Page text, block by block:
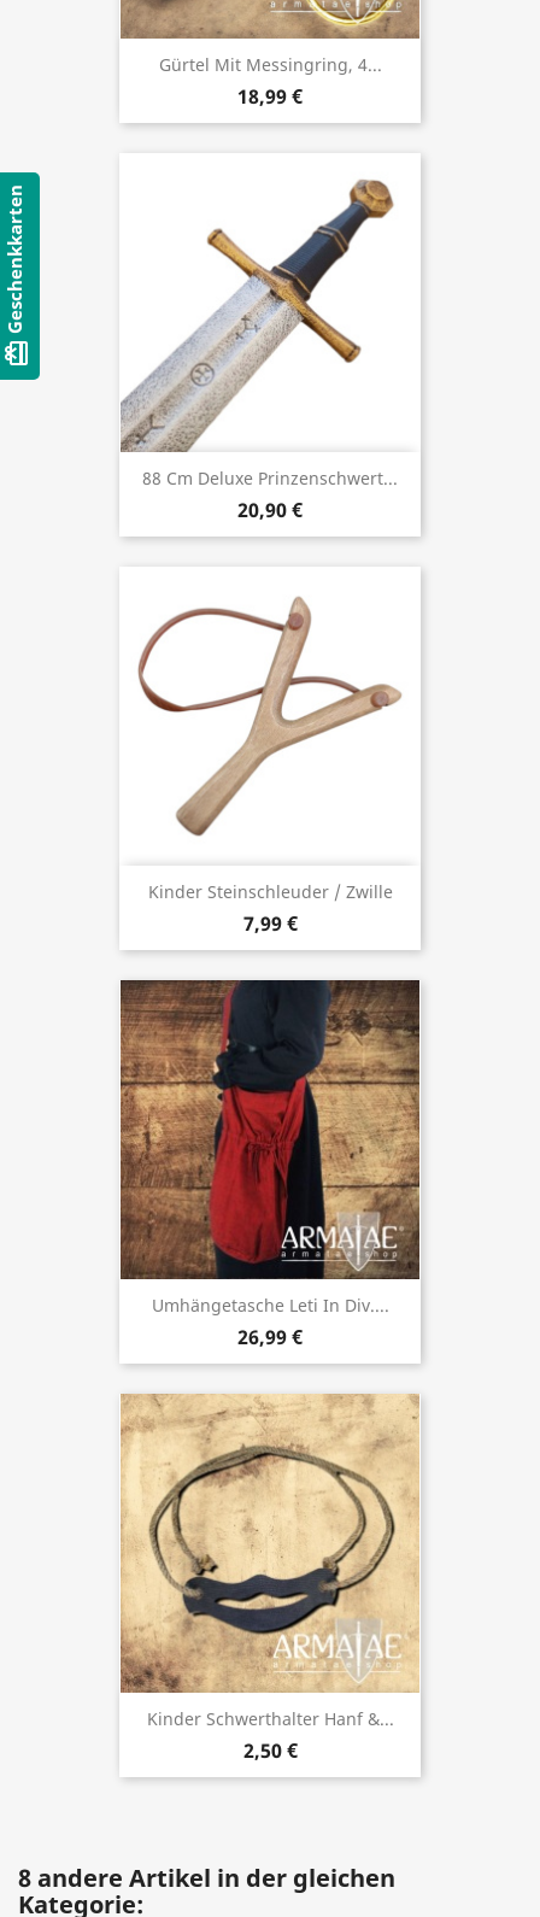
Gürtel Mit Messingring, 4...
18,99 €
88 Cm Deluxe Prinzenschwert...
20,90 €
Kinder Steinschleuder / Zwille
7,99 €
Umhängetasche Leti In Div....
26,99 €
Kinder Schwerthalter Hanf &...
2,50 €
8 andere Artikel in der gleichen
Kategorie:
card_giftcard
Geschenkkarten